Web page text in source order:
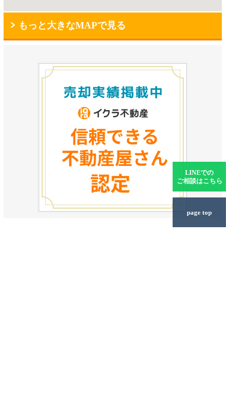
もっと大きなMAPで見る
LINEでの
ご相談はこちら
page top